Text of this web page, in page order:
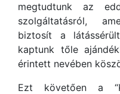
megtudtunk az
szolgáltatásról,
biztosít a
kaptunk tőle
érintett nevében
Ezt követően a